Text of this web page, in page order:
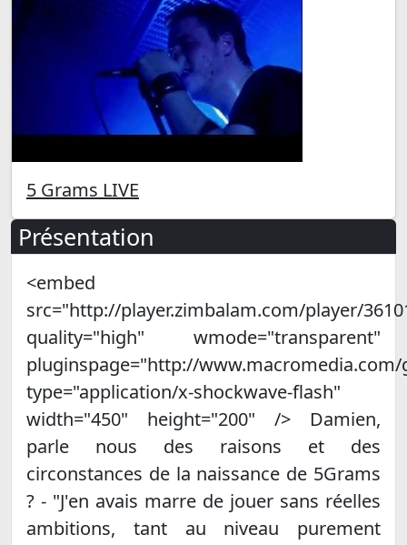
5 Grams LIVE
Présentation
<embed
src="http://player.zimbalam.com/player/
quality="high" wmode="transparent"
pluginspage="http://
type="application/x-shockwave-flash"
width="450" height="200" /> Damien,
parle nous des raisons et des
circonstances de la naissance de 5Grams
? - "J'en avais marre de jouer sans réelles
ambitions, tant au niveau purement